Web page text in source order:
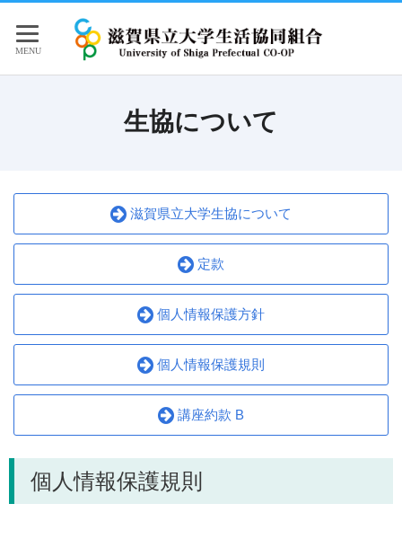
生協について
滋賀県立大学生協について
定款
個人情報保護方針
個人情報保護規則
講座約款 B
個人情報保護規則